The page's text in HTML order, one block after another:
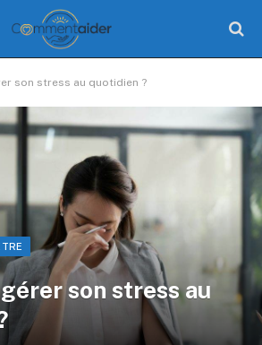
son stress au quotidien ?
son stress au